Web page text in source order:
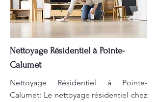
Nettoyage Résidentiel à Pointe-
Calumet
Nettoyage Résidentiel à Pointe-
Calumet: Le nettoyage résidentiel chez